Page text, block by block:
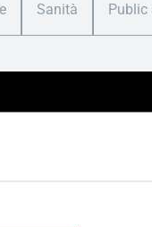
Sanità
anche